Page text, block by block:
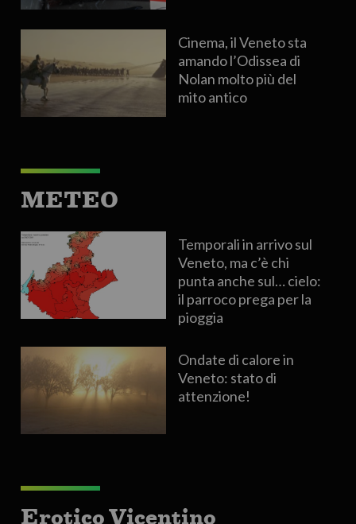
Cinema, il Veneto sta
amando l’Odissea di
Nolan molto più del
mito antico
METEO
Temporali in arrivo sul
Veneto, ma c’è chi
punta anche sul… cielo:
il parroco prega per la
pioggia
Ondate di calore in
Veneto: stato di
attenzione!
Erotico Vicentino